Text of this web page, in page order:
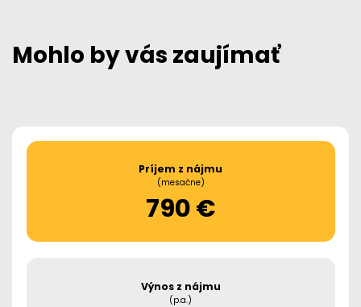
Mohlo by vás zaujímať
Príjem z nájmu
(mesačne)
790 €
Výnos z nájmu
(p.a.)